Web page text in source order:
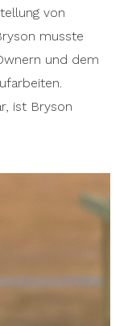
von
musste
und dem
ist Bryson